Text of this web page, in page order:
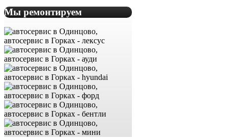
Мы ремонтируем